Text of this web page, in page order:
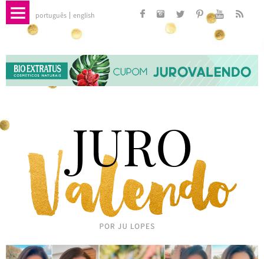
português english